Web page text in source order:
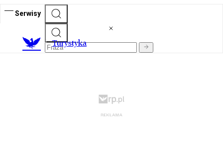
Serwisy
Turystyka